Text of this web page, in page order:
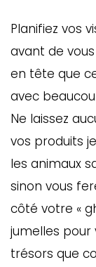
Planifiez vos
avant de
en tête que
avec
Ne laissez
vos produits
les animaux
sinon vous
côté votre «
jumelles pour
trésors que